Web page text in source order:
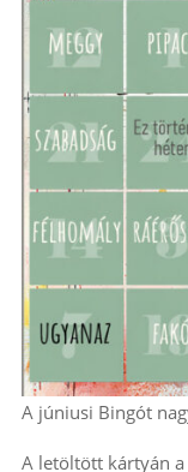
A júniusi Bingót
A letöltött kártyán